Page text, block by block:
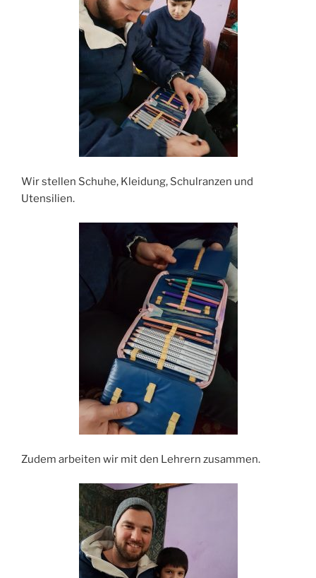
Wir stellen Schuhe, Kleidung, Schulranzen und
Utensilien.
Zudem arbeiten wir mit den Lehrern zusammen.